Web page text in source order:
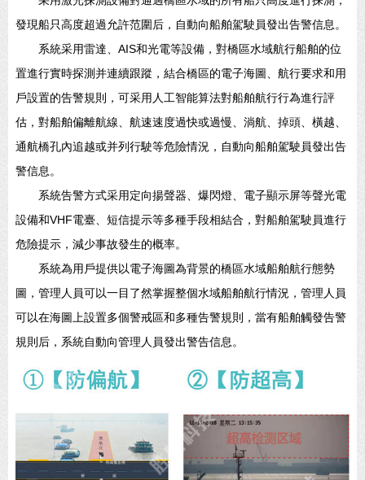
發現船只高度超過允許范圍后，自動向船舶駕駛員發出告警信息。
系統采用雷達、AIS和光電等設備，對橋區水域航行船舶的位
置進行實時探測并連續跟蹤，結合橋區的電子海圖、航行要求和用
戶設置的告警規則，可采用人工智能算法對船舶航行行為進行評
估，對船舶偏離航線、航速速度過快或過慢、淌航、掉頭、橫越、
通航橋孔內追越或并列行駛等危險情況，自動向船舶駕駛員發出告
警信息。
系統告警方式采用定向揚聲器、爆閃燈、電子顯示屏等聲光電
設備和VHF電臺、短信提示等多種手段相結合，對船舶駕駛員進行
危險提示，減少事故發生的概率。
系統為用戶提供以電子海圖為背景的橋區水域船舶航行態勢
圖，管理人員可以一目了然掌握整個水域船舶航行情況，管理人員
可以在海圖上設置多個警戒區和多種告警規則，當有船舶觸發告警
規則后，系統自動向管理人員發出警告信息。